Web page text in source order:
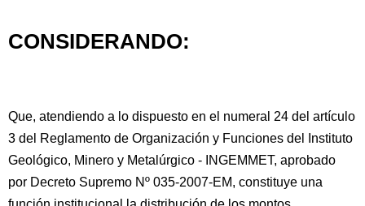
CONSIDERANDO:
Que, atendiendo a lo dispuesto en el numeral 24 del artículo
3 del Reglamento de Organización y Funciones del Instituto
Geológico, Minero y Metalúrgico - INGEMMET, aprobado
por Decreto Supremo Nº 035-2007-EM, constituye una